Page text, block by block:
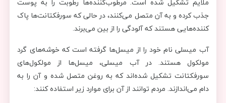
جذب کرده و به آن متصل می‌کنند، در حالی که سورفکتانت‌ها پاک
کننده‌هایی هستند که آلودگی را از بین می‌برند.
آب میسلی نام خود را از میسل‌ها گرفته است که خوشه‌های گرد
مولکول هستند. در آب میسلی، میسل‌ها از مولکول‌های
سورفکتانت تشکیل شده‌اند که به روغن متصل شده و آن را به
دام می‌اندازند. مردم ‌توانند از آن برای موارد زیر استفاده کنند: